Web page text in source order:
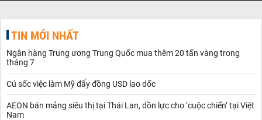
TIN MỚI NHẤT
Ngân hàng Trung ương Trung Quốc mua thêm 20 tấn vàng trong
tháng 7
Cú sốc việc làm Mỹ đẩy đồng USD lao dốc
AEON bán mảng siêu thị tại Thái Lan, dồn lực cho ‘cuộc chiến’ tại Việt
Nam